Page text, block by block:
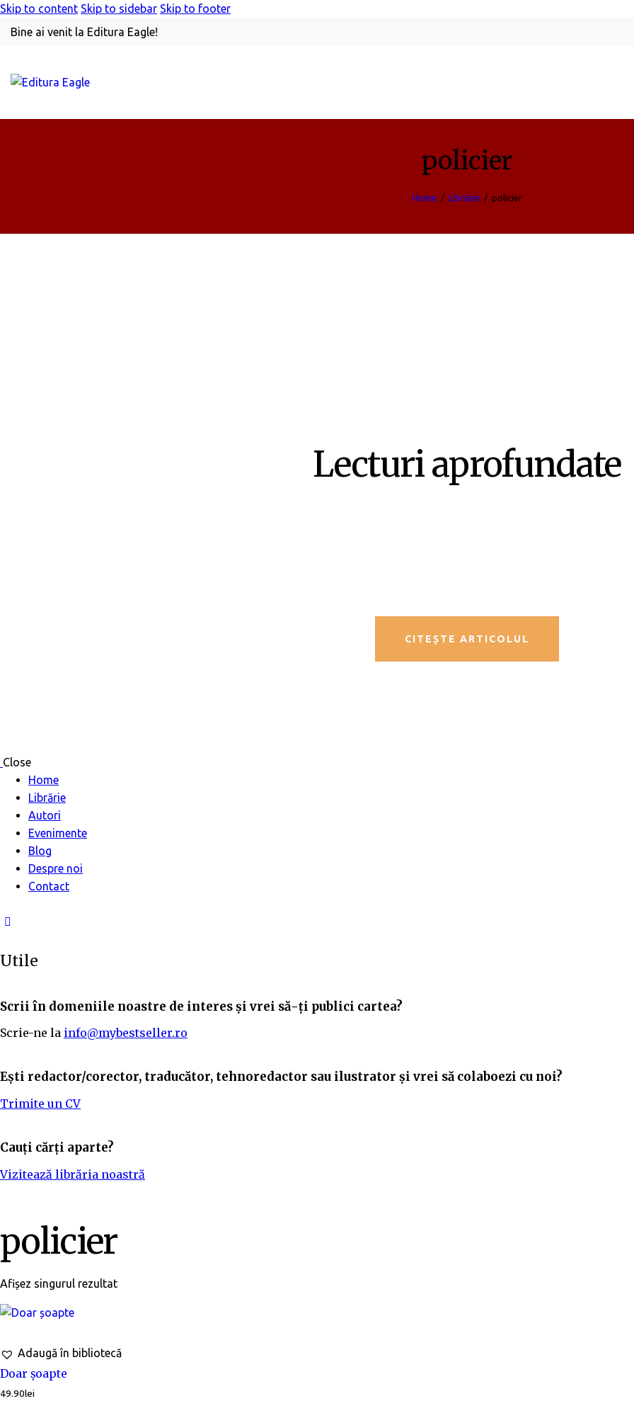
Skip to content Skip to sidebar Skip to footer
Bine ai venit la Editura Eagle!
policier
Home Librărie policier
Lecturi aprofundate
CITEȘTE ARTICOLUL
Close
Home
Librărie
Autori
Evenimente
Blog
Despre noi
Contact
Utile
Scrii în domeniile noastre de interes și vrei să-ți publici cartea?
Scrie-ne la info@mybestseller.ro
Ești redactor/corector, traducător, tehnoredactor sau ilustrator și vrei să colaboezi cu noi?
Trimite un CV
Cauți cărți aparte?
Vizitează librăria noastră
policier
Afișez singurul rezultat
Adaugă în bibliotecă
Doar șoapte
49.90lei